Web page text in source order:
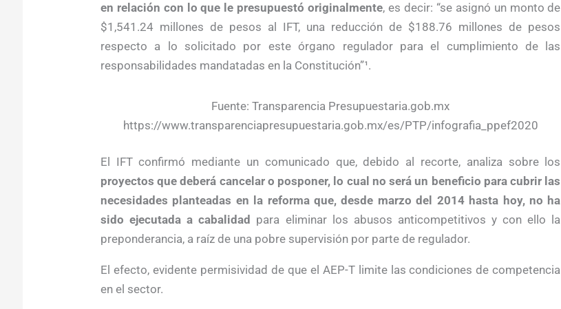
en relación con lo que le presupuestó originalmente, es decir: “se asignó un monto de
$1,541.24 millones de pesos al IFT, una reducción de $188.76 millones de pesos
respecto a lo solicitado por este órgano regulador para el cumplimiento de las
responsabilidades mandatadas en la Constitución”¹.
Fuente: Transparencia Presupuestaria.gob.mx
https://www.transparenciapresupuestaria.gob.mx/es/PTP/infografia_ppef2020
El IFT confirmó mediante un comunicado que, debido al recorte, analiza sobre los
proyectos que deberá cancelar o posponer, lo cual no será un beneficio para cubrir las
necesidades planteadas en la reforma que, desde marzo del 2014 hasta hoy, no ha
sido ejecutada a cabalidad para eliminar los abusos anticompetitivos y con ello la
preponderancia, a raíz de una pobre supervisión por parte de regulador.
El efecto, evidente permisividad de que el AEP-T limite las condiciones de competencia
en el sector.